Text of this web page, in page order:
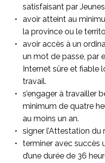
satisfaisant par
avoir atteint au
la province ou le
avoir accès à un
un mot de passe, par
Internet sûre et fiable
travail.
s’engager à travailler
minimum de quatre
au moins un an.
signer l’Attestation du
terminer avec succès
d’une durée de 36